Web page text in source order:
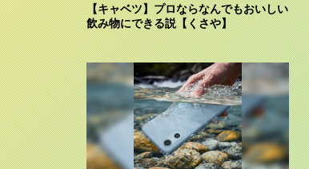
【キャベツ】プロならなんでもおいしい
飲み物にできる説【くさや】